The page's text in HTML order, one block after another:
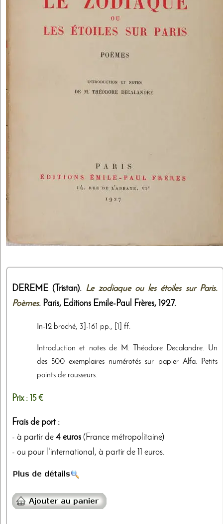
DEREME (Tristan). Le zodiaque ou les étoiles sur Paris.
Poèmes. Paris, Editions Emile-Paul Frères, 1927.
In-12 broché, 3]-161 pp., [1] ff.
Introduction et notes de M. Théodore Decalandre. Un
des 500 exemplaires numérotés sur papier Alfa. Petits
points de rousseurs.
Prix : 15 €
Frais de port :
- à partir de 4 euros (France métropolitaine)
- ou pour l'international, à partir de 11 euros.